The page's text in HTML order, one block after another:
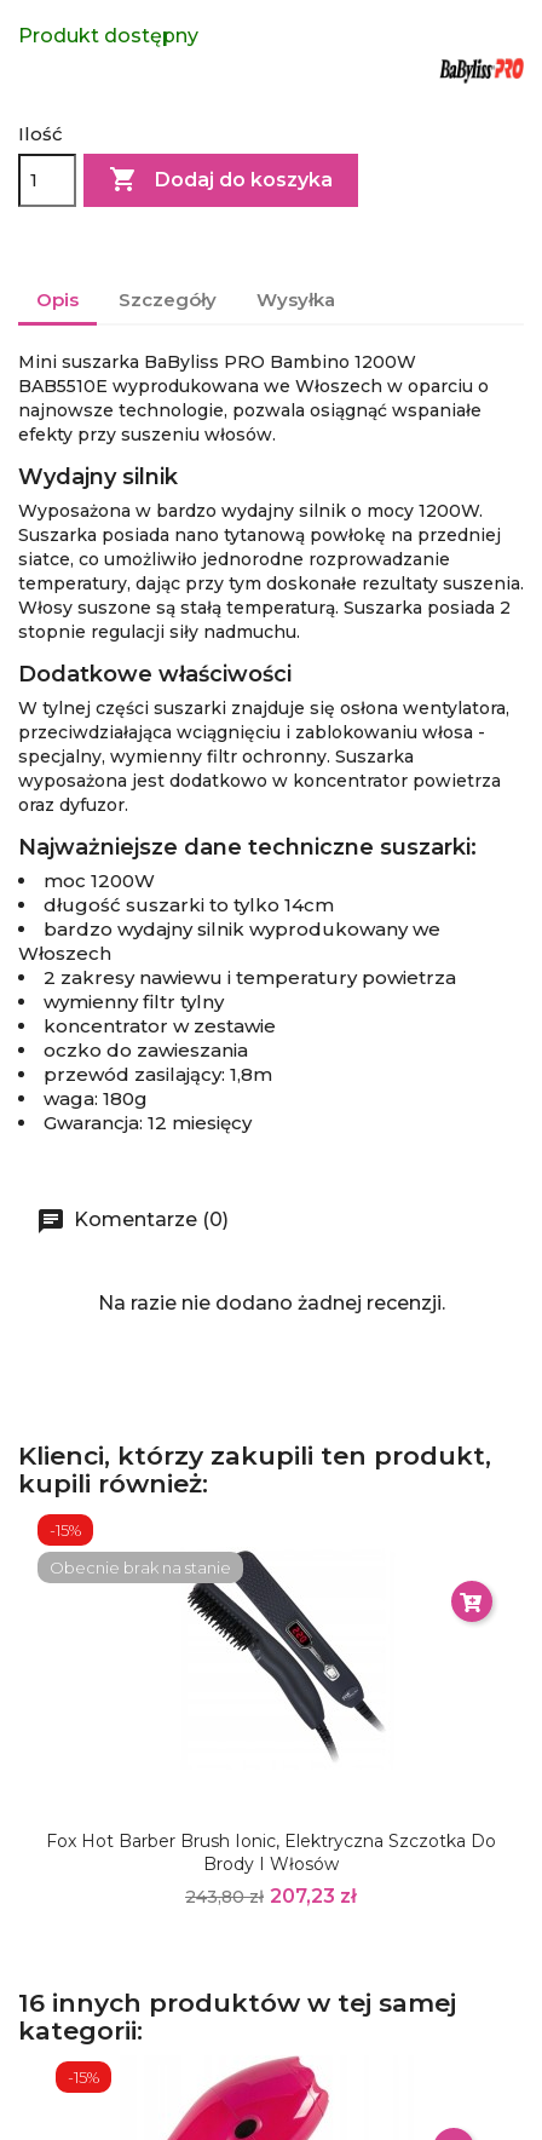
Produkt dostępny
Ilość
 Dodaj do koszyka
Opis Szczegóły Wysyłka
Mini suszarka BaByliss PRO Bambino 1200W
BAB5510E wyprodukowana we Włoszech w oparciu o
najnowsze technologie, pozwala osiągnąć wspaniałe
efekty przy suszeniu włosów.
Wydajny silnik
Wyposażona w bardzo wydajny silnik o mocy 1200W.
Suszarka posiada nano tytanową powłokę na przedniej
siatce, co umożliwiło jednorodne rozprowadzanie
temperatury, dając przy tym doskonałe rezultaty suszenia.
Włosy suszone są stałą temperaturą. Suszarka posiada 2
stopnie regulacji siły nadmuchu.
Dodatkowe właściwości
W tylnej części suszarki znajduje się osłona wentylatora,
przeciwdziałająca wciągnięciu i zablokowaniu włosa -
specjalny, wymienny filtr ochronny. Suszarka
wyposażona jest dodatkowo w koncentrator powietrza
oraz dyfuzor.
Najważniejsze dane techniczne suszarki:
moc 1200W
długość suszarki to tylko 14cm
bardzo wydajny silnik wyprodukowany we
Włoszech
2 zakresy nawiewu i temperatury powietrza
wymienny filtr tylny
koncentrator w zestawie
oczko do zawieszania
przewód zasilający: 1,8m
waga: 180g
Gwarancja: 12 miesięcy
Komentarze (0)
Na razie nie dodano żadnej recenzji.
Klienci, którzy zakupili ten produkt,
kupili również:
Fox Hot Barber Brush Ionic, Elektryczna Szczotka Do
Brody I Włosów
243,80 zł 207,23 zł
-15%
Obecnie brak na stanie
16 innych produktów w tej samej
kategorii:
-15%